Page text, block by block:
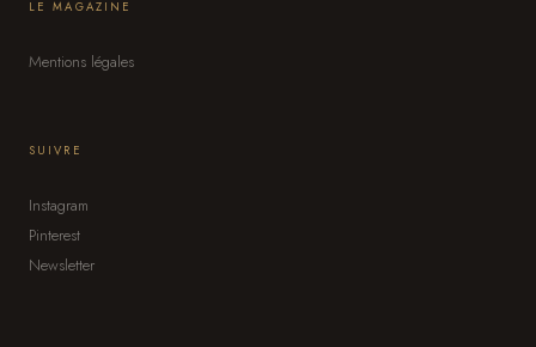
LE MAGAZINE
Mentions légales
SUIVRE
Instagram
Pinterest
Newsletter